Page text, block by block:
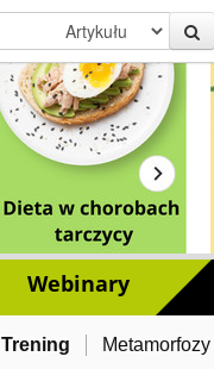
Webinary
Trening Metamorfozy